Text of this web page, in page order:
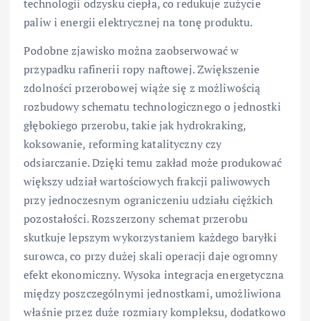
technologii odzysku ciepła, co redukuje zużycie
paliw i energii elektrycznej na tonę produktu.
Podobne zjawisko można zaobserwować w
przypadku rafinerii ropy naftowej. Zwiększenie
zdolności przerobowej wiąże się z możliwością
rozbudowy schematu technologicznego o jednostki
głębokiego przerobu, takie jak hydrokraking,
koksowanie, reforming katalityczny czy
odsiarczanie. Dzięki temu zakład może produkować
większy udział wartościowych frakcji paliwowych
przy jednoczesnym ograniczeniu udziału ciężkich
pozostałości. Rozszerzony schemat przerobu
skutkuje lepszym wykorzystaniem każdego baryłki
surowca, co przy dużej skali operacji daje ogromny
efekt ekonomiczny. Wysoka integracja energetyczna
między poszczególnymi jednostkami, umożliwiona
właśnie przez duże rozmiary kompleksu, dodatkowo